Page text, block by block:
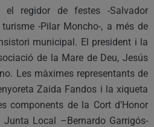
el regidor de festes -Salvador
-Pilar Moncho-, a més de
municipal. El president i la
de la Mare de Deu, Jesús
Les màximes representants de
Zaida Fandos i la xiqueta
components de la Cort d’Honor
Local –Bernardo Garrigós-